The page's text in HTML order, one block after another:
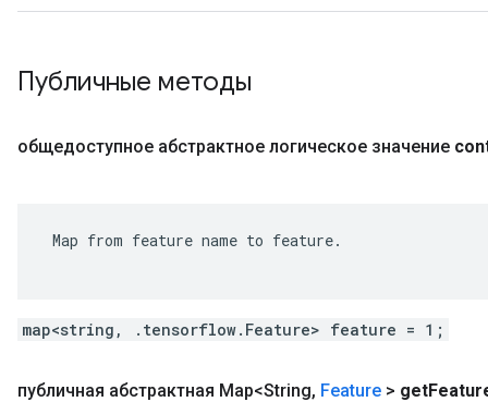
Публичные методы
общедоступное абстрактное логическое значение
Map from feature name to feature.
map<string, .tensorflow.Feature> feature = 1;
публичная абстрактная Map<String, Feature > get